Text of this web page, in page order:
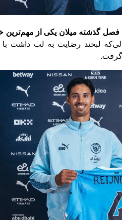
فصل گذشته میلان یکی از مهم‌ترین
گرفت.